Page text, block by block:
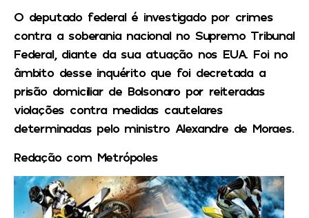
O deputado federal é investigado por crimes
contra a soberania nacional no Supremo Tribunal
Federal, diante da sua atuação nos EUA. Foi no
âmbito desse inquérito que foi decretada a
prisão domiciliar de Bolsonaro por reiteradas
violações contra medidas cautelares
determinadas pelo ministro Alexandre de Moraes.
Redação com Metrópoles